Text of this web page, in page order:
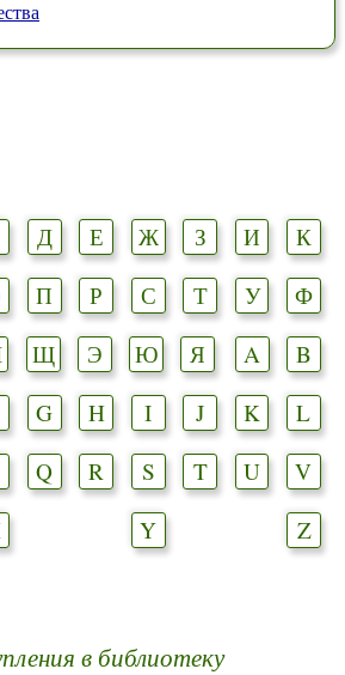
Д Е Ж З И
К
П Р С Т У
Ф
Щ Э Ю Я A
B
G H I J K
L
Q R S T U
V
Y Z
в библиотеку